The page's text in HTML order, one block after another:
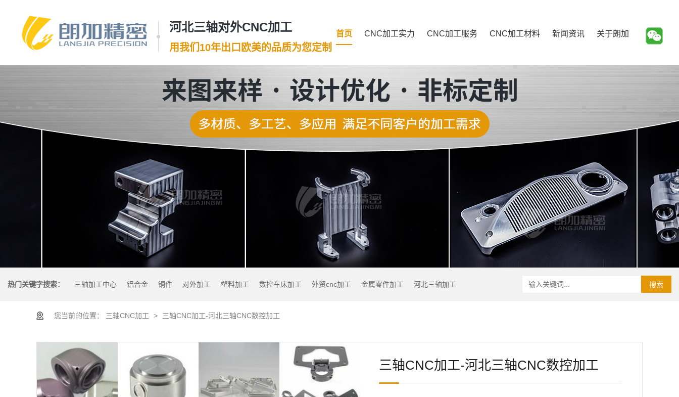
河北三轴对外CNC加工
用我们10年出口欧美的品质为您定制
首页 CNC加工实力 CNC加工服务 CNC加工材料 新闻资讯 关于朗加
热门关键字搜索： 三轴加工中心 铝合金 铜件 对外加工 塑料加工 数控车床加工 外贸cnc加工 金属零件加工 河北三轴加工 搜索
您当前的位置： 三轴CNC加工 > 三轴CNC加工-河北三轴CNC数控加工
三轴CNC加工-河北三轴CNC数控加工